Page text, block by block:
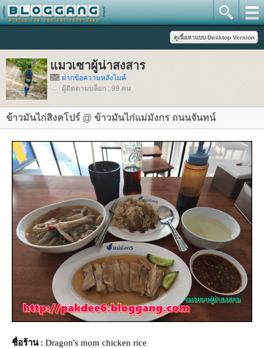
มวเซาผู้น่าสงสาร
ฝากข้อความหลังไมค์
ผู้ติดตามบล็อก : 99 คน
ข้าวมันไก่สิงคโปร์ @ ข้าวมันไก่แม่มังกร ถนนจันทน์
ชื่อร้าน: Dragon's mom chicken rice